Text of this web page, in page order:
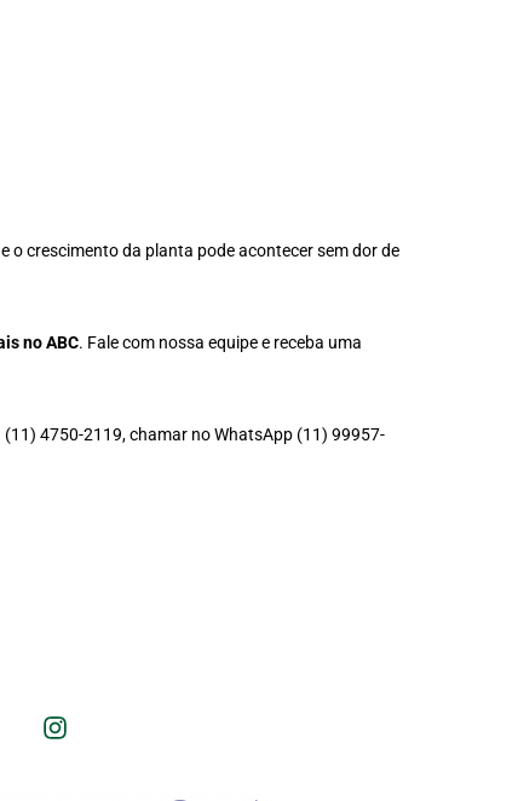
o crescimento da planta pode acontecer sem dor de
no ABC. Fale com nossa equipe e receba uma
(11) 4750-2119, chamar no WhatsApp (11) 99957-